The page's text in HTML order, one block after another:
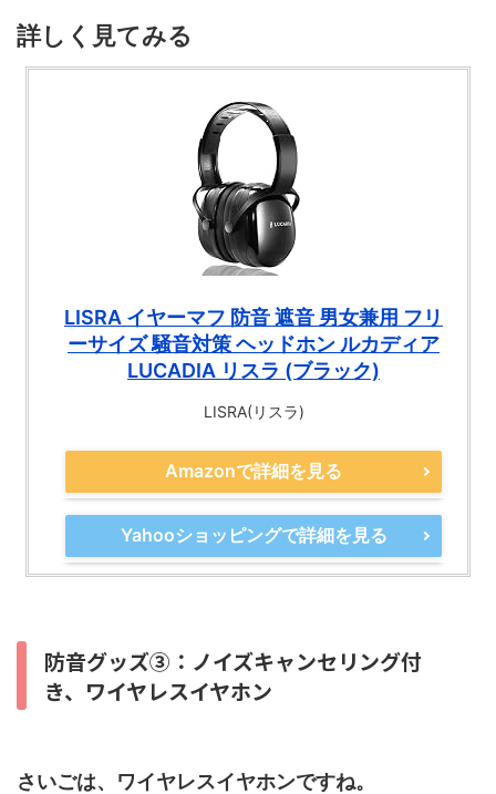
詳しく見てみる
LISRA イヤーマフ 防音 遮音 男女兼用 フリ
ーサイズ 騒音対策 ヘッドホン ルカディア
LUCADIA リスラ (ブラック)
LISRA(リスラ)
Amazonで詳細を見る
Yahooショッピングで詳細を見る
防音グッズ③：ノイズキャンセリング付
き、ワイヤレスイヤホン
さいごは、ワイヤレスイヤホンですね。